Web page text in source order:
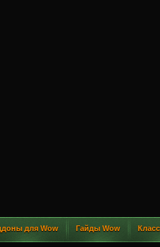
для Wow Гайды Wow